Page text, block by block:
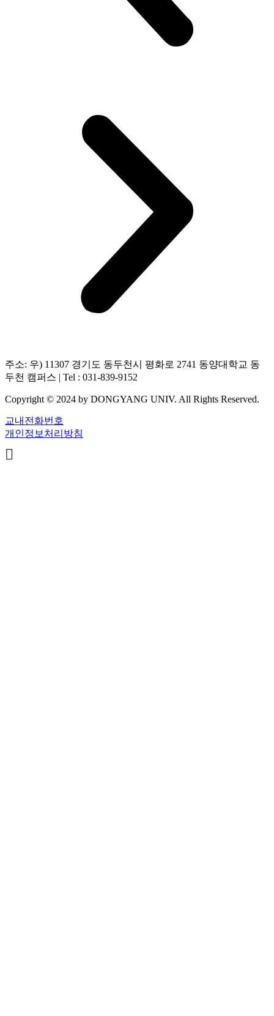
주소: 우) 11307 경기도 동두천시 평화로 2741 동양대학교 동
두천 캠퍼스 | Tel : 031-839-9152
Copyright © 2024 by DONGYANG UNIV. All Rights Reserved.
교내전화번호
개인정보처리방침